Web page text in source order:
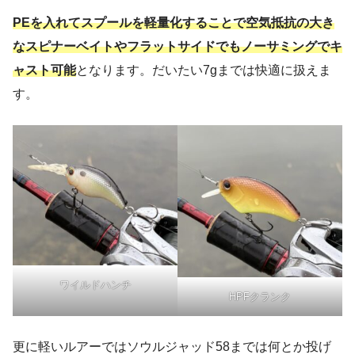
PEを入れてスプールを軽量化することで空気抵抗の大き
なスピナーベイトやフラットサイドでもノーサミングでキ
ャスト可能となります。だいたい7gまでは快適に扱えま
す。
ワイルドハンチ
HPFクランク
更に軽いルアーではソウルジャッド58までは何とか投げ